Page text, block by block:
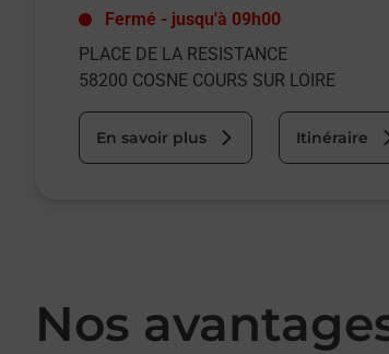
Fermé - jusqu'à 09h00
PLACE DE LA RESISTANCE
58200 COSNE COURS SUR LOIRE
En savoir plus Itinéraire
Nos